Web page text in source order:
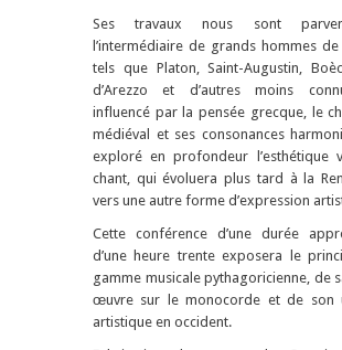
Ses travaux nous sont
l’intermédiaire de grands hommes de
tels que Platon, Saint-Augustin,
d’Arezzo et d’autres moins
influencé par la pensée grecque, le
médiéval et ses consonances
exploré en profondeur l’esthétique
chant, qui évoluera plus tard à la
vers une autre forme d’expression
Cette conférence d’une durée
d’une heure trente exposera le
gamme musicale pythagoricienne, de
œuvre sur le monocorde et de son
artistique en occident.